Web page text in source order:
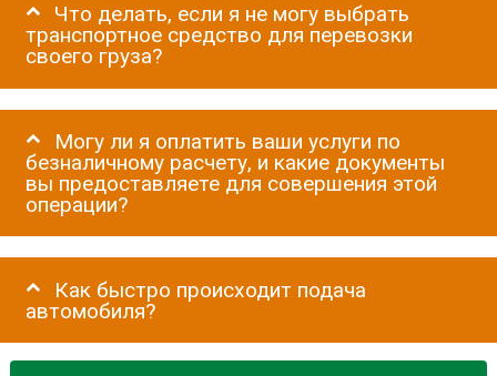
Что делать, если я не могу выбрать
транспортное средство для перевозки
своего груза?
Могу ли я оплатить ваши услуги по
безналичному расчету, и какие документы
вы предоставляете для совершения этой
операции?
Как быстро происходит подача
автомобиля?